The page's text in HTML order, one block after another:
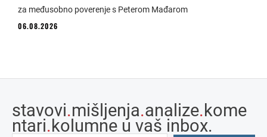
za međusobno poverenje s Peterom Mađarom
06.08.2026
stavovi.mišljenja.analize.kome
ntari.kolumne u vaš inbox.